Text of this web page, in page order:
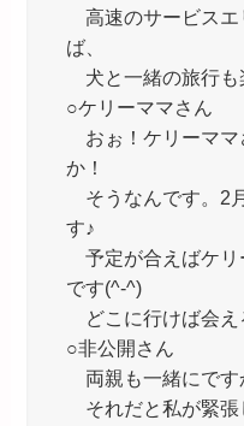
高速のサービスエ
ば、
犬と一緒の旅行も
○ケリーママさん
おぉ！ケリーママ
か！
そうなんです。2
す♪
予定が合えばケリ
です(^-^)
どこに行けば会え
○非公開さん
両親も一緒にです
それだと私が緊張